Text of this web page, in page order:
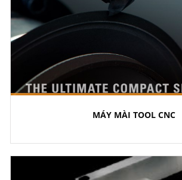
MÁY MÀI TOOL CNC